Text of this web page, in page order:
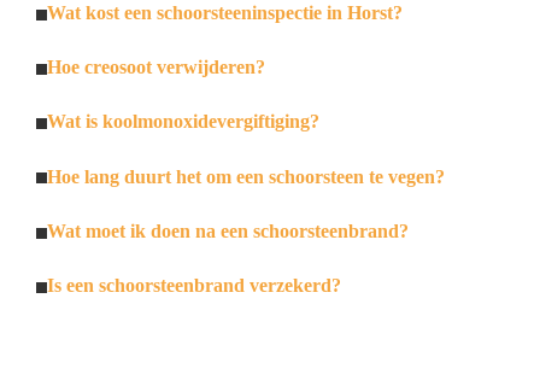
Wat kost een schoorsteeninspectie in Horst?
Hoe creosoot verwijderen?
Wat is koolmonoxidevergiftiging?
Hoe lang duurt het om een schoorsteen te vegen?
Wat moet ik doen na een schoorsteenbrand?
Is een schoorsteenbrand verzekerd?